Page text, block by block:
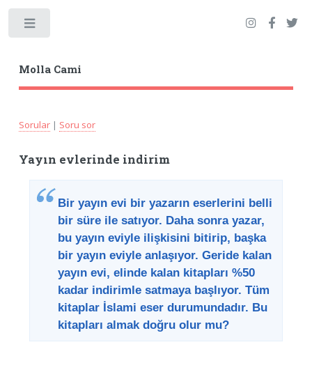
Molla Cami
Sorular| Soru sor
Yayın evlerinde indirim
Bir yayın evi bir yazarın eserlerini belli
bir süre ile satıyor. Daha sonra yazar,
bu yayın eviyle ilişkisini bitirip, başka
bir yayın eviyle anlaşıyor. Geride kalan
yayın evi, elinde kalan kitapları %50
kadar indirimle satmaya başlıyor. Tüm
kitaplar İslami eser durumundadır. Bu
kitapları almak doğru olur mu?